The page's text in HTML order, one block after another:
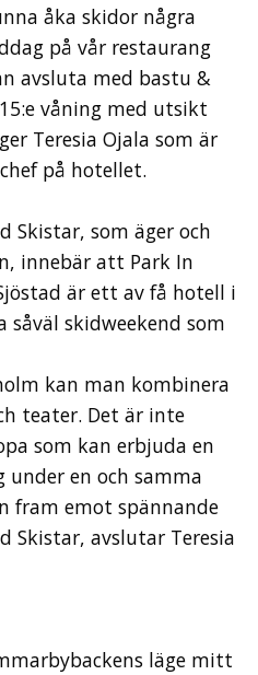
åka skidor några
på vår restaurang
avsluta med bastu &
våning med utsikt
Teresia Ojala som är
på hotellet.
Skistar, som äger och
innebär att Park In
är ett av få hotell i
såväl skidweekend som
kan man kombinera
teater. Det är inte
som kan erbjuda en
en och samma
fram emot spännande
Skistar, avslutar Teresia
läge mitt